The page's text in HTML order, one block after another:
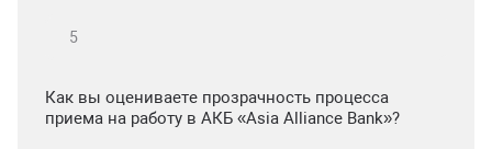
Как вы оцениваете прозрачность процесса
приема на работу в АКБ «Asia Alliance Bank»?